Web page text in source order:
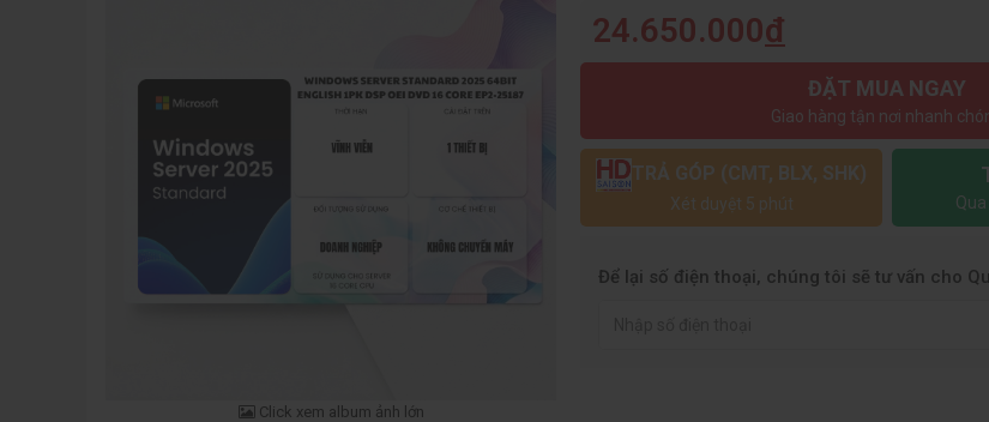
Click xem album ảnh lớn
24.650.000đ
ĐẶT MUA NGAY
Giao hàng tận nơi nhanh
TRẢ GÓP (CMT, BLX, SHK)
Xét duyệt 5 phút
Để lại số điện thoại, chúng tôi sẽ tư vấn cho